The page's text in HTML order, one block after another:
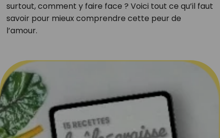
surtout, comment y faire face ? Voici tout ce qu’il faut
savoir pour mieux comprendre cette peur de
l’amour.